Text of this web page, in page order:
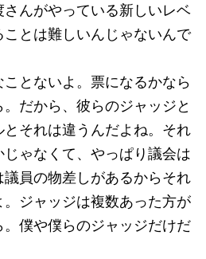
んがやっている新しいレベ
とは難しいんじゃないんで
ことないよ。票になるかなら
だから、彼らのジャッジと
それは違うんだよね。それ
ゃなくて、やっぱり議会は
員の物差しがあるからそれ
ジャッジは複数あった方が
。僕や僕らのジャッジだけだ